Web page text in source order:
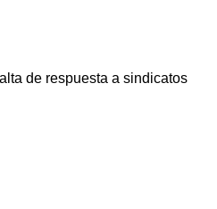
de respuesta a sindicatos